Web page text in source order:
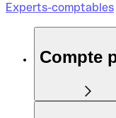
Experts-comptables
Compte